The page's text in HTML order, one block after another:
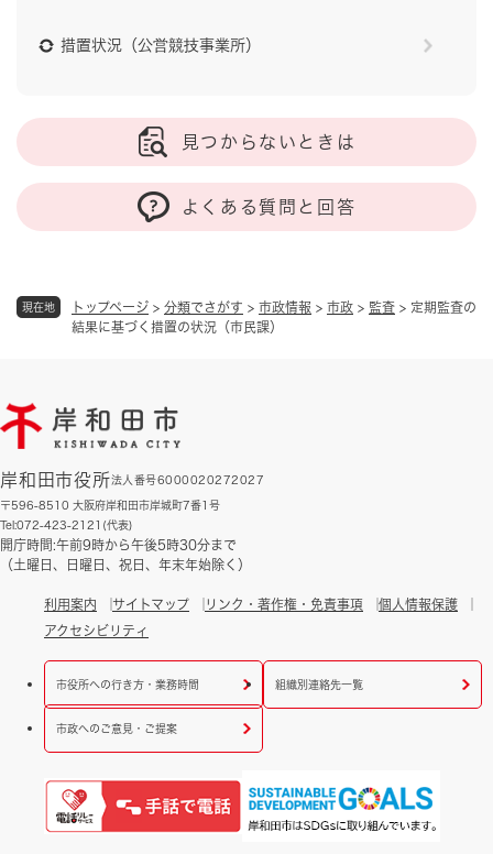
現在地 トップページ > 分類でさがす > 市政情報 > 市政 > 監査 > 定期監査の
結果に基づく措置の状況（市民課）
措置状況（公営競技事業所）
見つからないときは
よくある質問と回答
岸和田市役所法人番号6000020272027
〒596-8510 大阪府岸和田市岸城町7番1号
Tel:072-423-2121(代表)
開庁時間:午前9時から午後5時30分まで
（土曜日、日曜日、祝日、年末年始除く）
利用案内 サイトマップ リンク・著作権・免責事項
個人情報保護
アクセシビリティ
市役所への行き方・業務時間 組織別連絡先一覧
市政へのご意見・ご提案